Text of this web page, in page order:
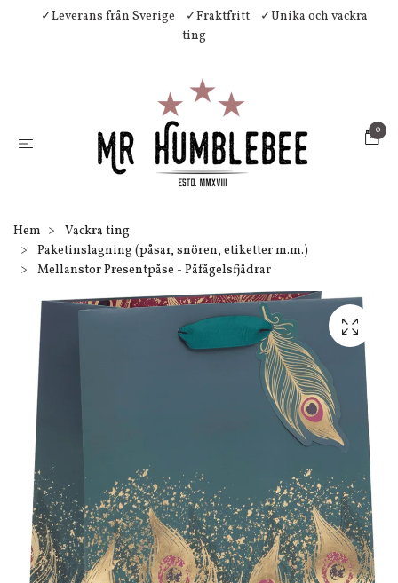
✓Leverans från Sverige ✓Fraktfritt
✓Unika och vackra
ting
0
Hem
Vackra ting
Paketinslagning (påsar, snören, etiketter m.m.)
Mellanstor Presentpåse - Påfågelsfjädrar